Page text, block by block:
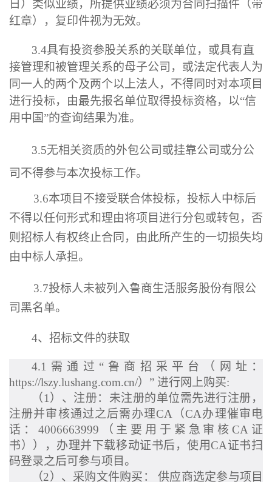
日 ） 类似业绩，所提供业绩必须为合同扫描件（带
红章），复印件视为无效。
3.4具有投资参股关系的关联单位，或具有直
接管理和被管理关系的母子公司，或法定代表人为
同一人的两个及两个以上法人，不得同时对本项目
进行投标，由最先报名单位取得投标资格，以“信
用中国”的查询结果为准。
3.5无相关资质的外包公司或挂靠公司或分公
司不得参与本次投标工作。
3.6本项目不接受联合体投标，投标人中标后
不得以任何形式和理由将项目进行分包或转包，否
则招标人有权终止合同，由此所产生的一切损失均
由中标人承担。
3.7投标人未被列入鲁商生活服务股份有限公
司黑名单。
4、招标文件的获取
4.1 需通过“鲁商招采平台（网址：
https://lszy.lushang.com.cn/）” 进行网上购买:
（1 ）、注册：未注册的单位需先进行注册，
注册并审核通过之后需办理CA （CA办理催审电
话： 4006663999 （主要用于紧急审核CA 证
书）），办理并下载移动证书后，使用CA证书扫
码登录之后可参与项目。
（2）、采购文件购买： 供应商选定参与项目